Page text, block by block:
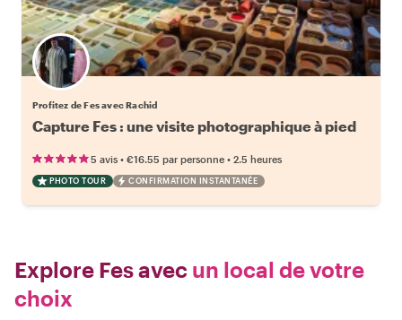
Profitez de Fes avec Rachid
Capture Fes : une visite photographique à pied
5 avis • €16.55 par personne • 2.5 heures
PHOTO TOUR CONFIRMATION INSTANTANÉE
Explore Fes avec un local de votre
choix